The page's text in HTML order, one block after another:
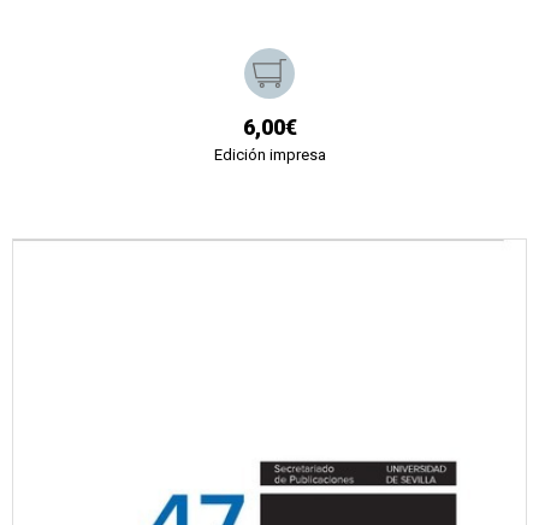
6,00€
Edición impresa